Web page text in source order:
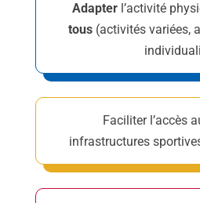
Adapter l’activité
tous (activités variées,
Faciliter l’accès
infrastructures